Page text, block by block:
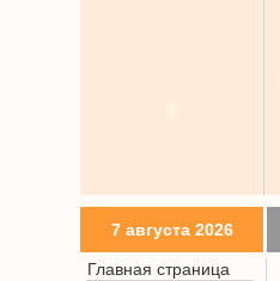
7 августа 2026
Главная страница